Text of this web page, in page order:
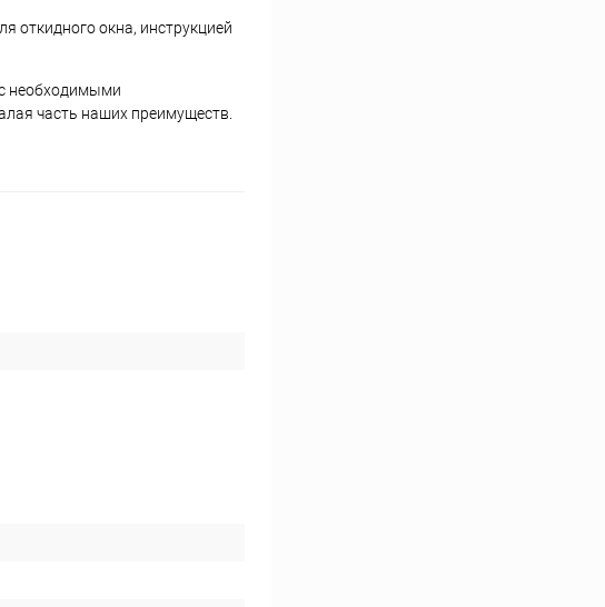
откидного окна, инструкцией
необходимыми
часть наших преимуществ.